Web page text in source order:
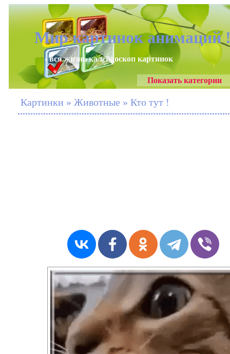
Мир картинок анимаций
- вся жизнь калейдоскоп картинок
Показать категории
Картинки » Животные » Кто тут !